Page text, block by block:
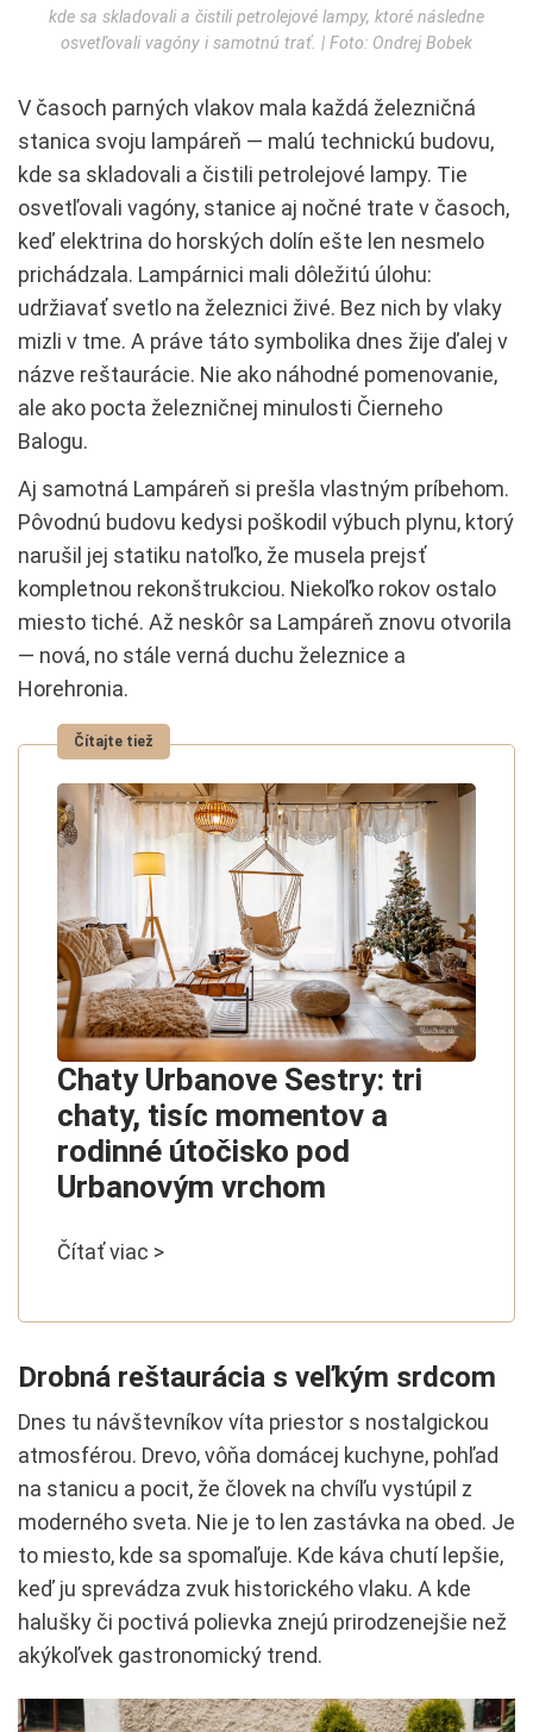
kde sa skladovali a čistili petrolejové lampy, ktoré následne
osvetľovali vagóny i samotnú trať. | Foto: Ondrej Bobek
V časoch parných vlakov mala každá železničná
stanica svoju lampáreň — malú technickú budovu,
kde sa skladovali a čistili petrolejové lampy. Tie
osvetľovali vagóny, stanice aj nočné trate v časoch,
keď elektrina do horských dolín ešte len nesmelo
prichádzala. Lampárnici mali dôležitú úlohu:
udržiavať svetlo na železnici živé. Bez nich by vlaky
mizli v tme. A práve táto symbolika dnes žije ďalej v
názve reštaurácie. Nie ako náhodné pomenovanie,
ale ako pocta železničnej minulosti Čierneho
Balogu.
Aj samotná Lampáreň si prešla vlastným príbehom.
Pôvodnú budovu kedysi poškodil výbuch plynu, ktorý
narušil jej statiku natoľko, že musela prejsť
kompletnou rekonštrukciou. Niekoľko rokov ostalo
miesto tiché. Až neskôr sa Lampáreň znovu otvorila
— nová, no stále verná duchu železnice a
Horehronia.
Chaty Urbanove Sestry: tri
chaty, tisíc momentov a
rodinné útočisko pod
Urbanovým vrchom
Čítať viac >
Drobná reštaurácia s veľkým srdcom
Dnes tu návštevníkov víta priestor s nostalgickou
atmosférou. Drevo, vôňa domácej kuchyne, pohľad
na stanicu a pocit, že človek na chvíľu vystúpil z
moderného sveta. Nie je to len zastávka na obed. Je
to miesto, kde sa spomaľuje. Kde káva chutí lepšie,
keď ju sprevádza zvuk historického vlaku. A kde
halušky či poctivá polievka znejú prirodzenejšie než
akýkoľvek gastronomický trend.